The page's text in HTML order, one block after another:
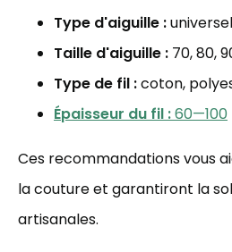
Type d'aiguille :
Taille d'aiguille : 70, 80,
Type de fil :coton,
Épaisseur du fil :60—100
Ces recommandations vous
la couture et garantiront la
artisanales.